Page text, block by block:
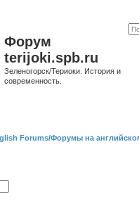
Форум
terijoki.spb.ru
Зеленогорск/Териоки. История и
современность.
Forums/Форумы на